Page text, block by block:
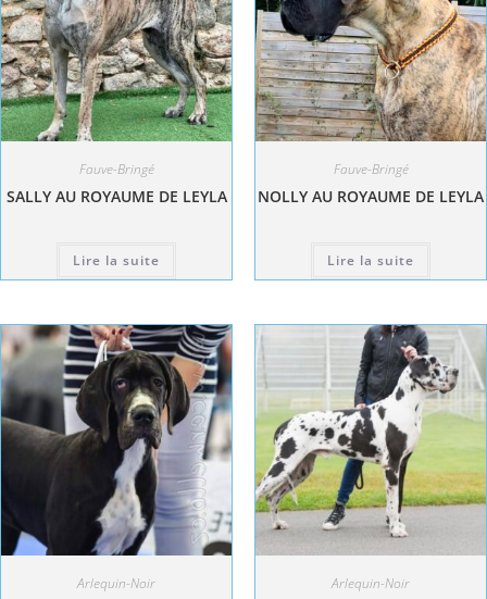
Fauve-Bringé
SALLY AU ROYAUME DE LEYLA
Lire la suite
Fauve-Bringé
NOLLY AU ROYAUME DE LEYLA
Lire la suite
Arlequin-Noir Arlequin-Noir